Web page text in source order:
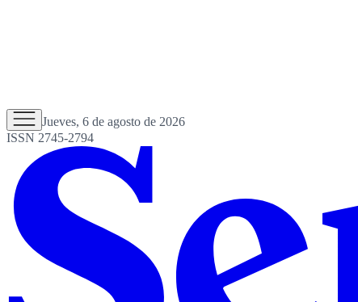
Jueves, 6 de agosto de 2026
ISSN 2745-2794